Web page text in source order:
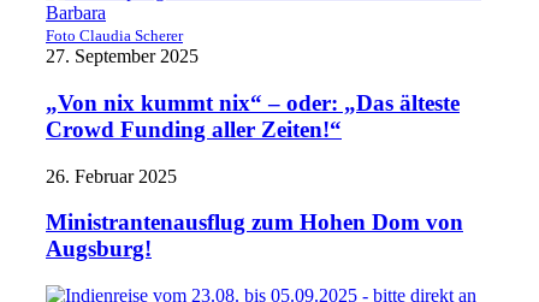
Foto Claudia Scherer
27. September 2025
„Von nix kummt nix“ – oder: „Das älteste
Crowd Funding aller Zeiten!“
26. Februar 2025
Ministrantenausflug zum Hohen Dom von
Augsburg!